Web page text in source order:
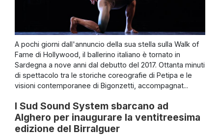
A pochi giorni dall'annuncio della sua stella sulla Walk of
Fame di Hollywood, il ballerino italiano è tornato in
Sardegna a nove anni dal debutto del 2017. Ottanta minuti
di spettacolo tra le storiche coreografie di Petipa e le
visioni contemporanee di Bigonzetti, accompagnat...
I Sud Sound System sbarcano ad
Alghero per inaugurare la ventitreesima
edizione del Birralguer